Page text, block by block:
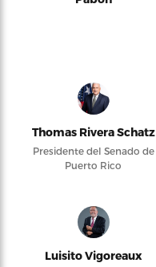
Thomas Rivera Schatz
Presidente del Senado de
Puerto Rico
Luisito Vigoreaux